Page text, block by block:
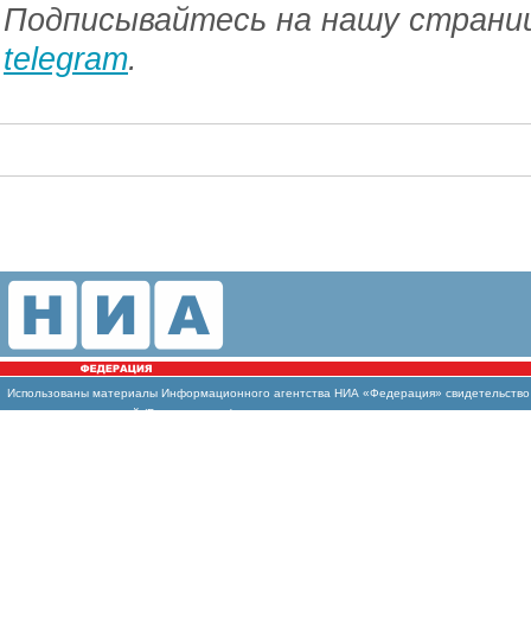
Подписывайтесь на нашу
telegram.
Использованы материалы Информационного агентства НИА «Федерация»
массовых коммуникаций (Роскомнадзор)